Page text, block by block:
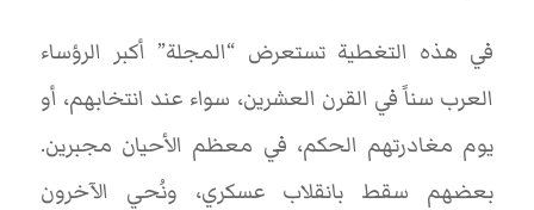
في هذه التغطية تستعرض “المجلة” أكبر الرؤساء
العرب سناً في القرن العشرين، سواء عند انتخابهم، أو
يوم مغادرتهم الحكم، في معظم الأحيان مجبرين.
بعضهم سقط بانقلاب عسكري، ونُحي الآخرون